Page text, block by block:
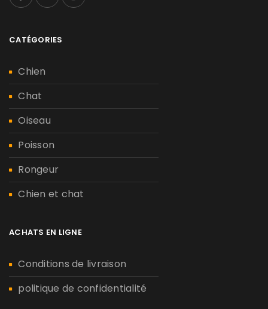
CATÉGORIES
Chien
Chat
Oiseau
Poisson
Rongeur
Chien et chat
ACHATS EN LIGNE
Conditions de livraison
politique de confidentialité